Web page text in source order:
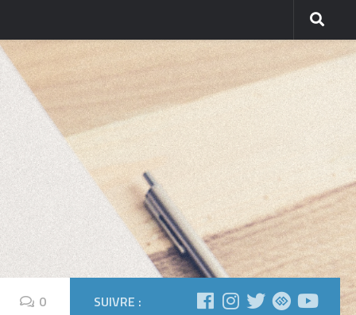
0 SUIVRE :